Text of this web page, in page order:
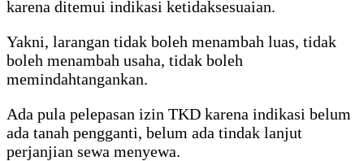
karena ditemui indikasi ketidaksesuaian.
Yakni, larangan tidak boleh menambah luas, tidak
boleh menambah usaha, tidak boleh
memindahtangankan.
Ada pula pelepasan izin TKD karena indikasi belum
ada tanah pengganti, belum ada tindak lanjut
perjanjian sewa menyewa.